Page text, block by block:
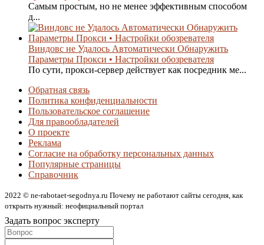
Самым простым, но не менее эффективным способом
д...
Виндовс не Удалось Автоматически Обнаружить
Параметры Прокси • Настройки обозревателя
По сути, прокси-сервер действует как посредник ме...
Обратная связь
Политика конфиденциальности
Пользовательское соглашение
Для правообладателей
О проекте
Реклама
Согласие на обработку персональных данных
Популярные страницы
Справочник
2022 © ne-rabotaet-segodnya.ru Почему не работают сайты сегодня, как
открыть нужный: неофициальный портал
Задать вопрос эксперту